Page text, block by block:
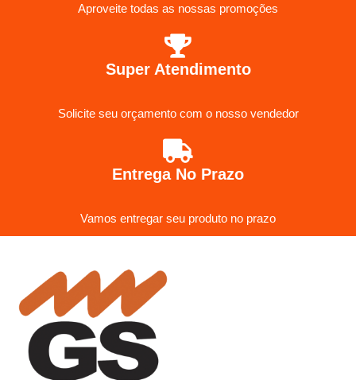
Aproveite todas as nossas promoções
Super Atendimento
Solicite seu orçamento com o nosso vendedor
Entrega No Prazo
Vamos entregar seu produto no prazo